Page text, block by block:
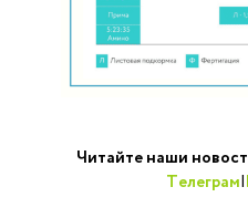
Читайте наши
Телеграм|